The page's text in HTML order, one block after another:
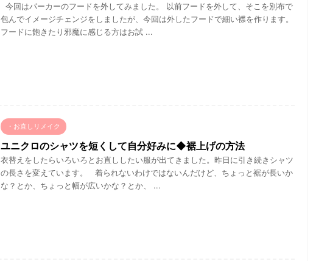
今回はパーカーのフードを外してみました。 以前フードを外して、そこを別布で
包んでイメージチェンジをしましたが、今回は外したフードで細い襟を作ります。
フードに飽きたり邪魔に感じる方はお試 ...
・お直しリメイク
ユニクロのシャツを短くして自分好みに◆裾上げの方法
衣替えをしたらいろいろとお直ししたい服が出てきました。昨日に引き続きシャツ
の長さを変えています。 着られないわけではないんだけど、ちょっと裾が長いか
な？とか、ちょっと幅が広いかな？とか、 ...